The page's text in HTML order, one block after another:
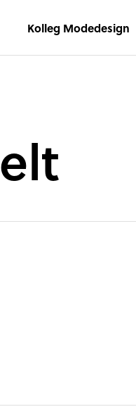
Kolleg Modedesign